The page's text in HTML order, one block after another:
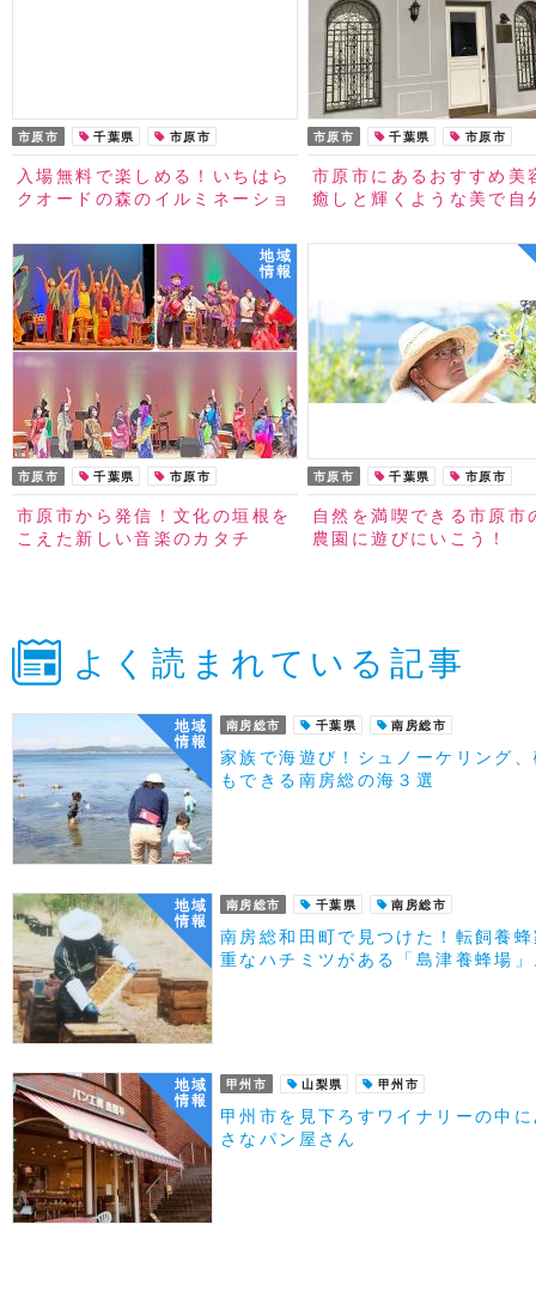
市原市 千葉県 市原市
入場無料で楽しめる！いちはら
クオードの森のイルミネーショ
市原市 千葉県 市原市
市原市にあるおすすめ美
癒しと輝くような美で自
地域
情報
市原市 千葉県 市原市
市原市から発信！文化の垣根を
こえた新しい音楽のカタチ
市原市 千葉県 市原市
自然を満喫できる市原市
農園に遊びにいこう！
よく読まれている記事
地域
情報
南房総市 千葉県 南房総市
家族で海遊び！シュノーケリング
もできる南房総の海３選
地域
情報
南房総市 千葉県 南房総市
南房総和田町で見つけた！転飼養
重なハチミツがある「島津養蜂場
地域
情報
甲州市 山梨県 甲州市
甲州市を見下ろすワイナリーの中
さなパン屋さん